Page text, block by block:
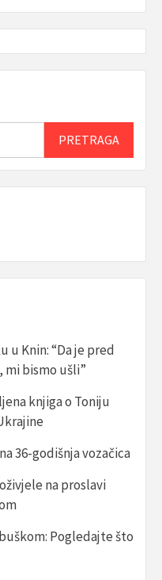
PRETRAGA
u Knin: “Da je pred
mi bismo ušli”
knjiga o Toniju
36-godišnja vozačica
na proslavi
Pogledajte što